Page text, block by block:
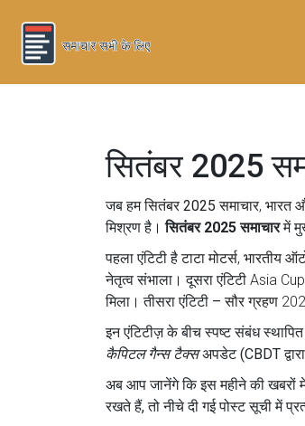
सितंबर 2025
जब हमसितंबर 2025 समाचार, भारत
मिश्रण है।सितंबर 2025 समाचारमें
पहला एंटिटी हैटाटा मोटर्स, भारतीय
नेतृत्व संभाला। दूसरा एंटिटी Asia
मिला। तीसरा एंटिटी –सौर ग्रहण
इन एंटिटीज़ के बीच स्पष्ट संबंध स्थापित
कैपिटल गैन्स टैक्सअपडेट (CBDT
अब आप जानेंगे कि इस महीने की खबरों में
रखते हैं, तो नीचे दी गई पोस्ट सूची में